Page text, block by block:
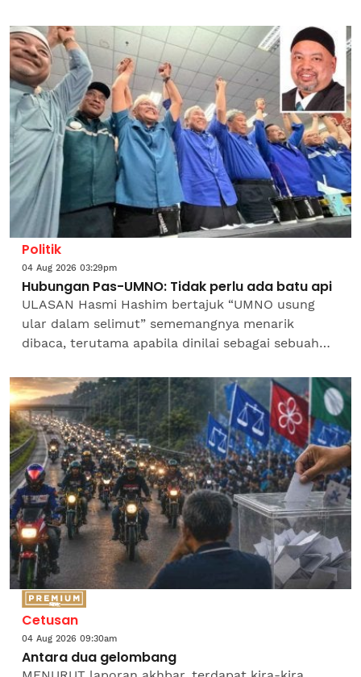
menatap...
Politik
04 Aug 2026 03:29pm
Hubungan Pas-UMNO: Tidak perlu ada batu api
ULASAN Hasmi Hashim bertajuk “UMNO usung
ular dalam selimut” sememangnya menarik
dibaca, terutama apabila dinilai sebagai sebuah
bidang seni lukis, lirik...
Cetusan
04 Aug 2026 09:30am
Antara dua gelombang